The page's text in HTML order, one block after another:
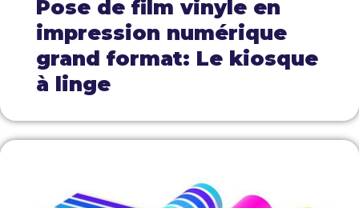
Pose de film vinyle en
impression numérique
grand format: Le kiosque
à linge